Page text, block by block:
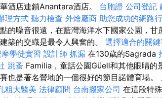
酒店連鎖Anantara酒店。 台胞證 公司登記
理方式 聽力檢查 外燴廠商 助您成功的網路
的噪音很遠，在藍灣海洋水下國家公園，甘
築的交織是最令人興奮的。 選擇適合的關
學徒實習 設計師 抓漏 在130歲的Sagrada
跳蚤 Familia，童話公園Güell和其他眼睛的
也是著名營地的一個很好的節目諾體育場。
粗大醫美 法律顧問 台南搬家公司 在這段特